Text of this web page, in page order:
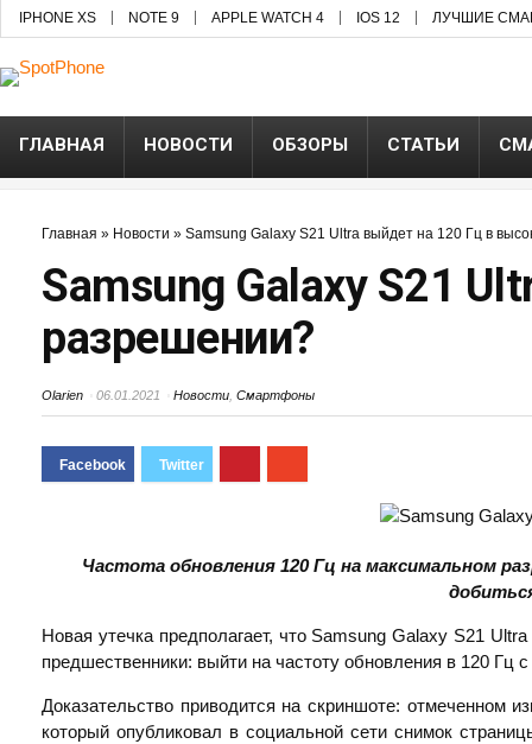
IPHONE XS NOTE 9 APPLE WATCH 4 IOS 12 ЛУЧШИЕ
ГЛАВНАЯ НОВОСТИ ОБЗОРЫ СТАТЬИ
Главная » Новости » Samsung Galaxy S21 Ultra выйдет на 120 Гц в
Samsung Galaxy S21
разрешении?
Olarien 06.01.2021 Новости Смартфоны
Частота обновления 120 Гц на максимальном
Новая утечка предполагает, что Samsung Galaxy S21
предшественники: выйти на частоту обновления в 120
Доказательство приводится на скриншоте: отмеченном
который опубликовал в социальной сети снимок